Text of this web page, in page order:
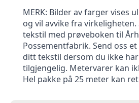
MERK: Bilder av farger vises
og vil avvike fra
tekstil med prøveboken til
Possementfabrik. Send oss
ditt tekstil dersom du ikke
tilgjengelig. Metervarer kan
Hel pakke på 25 meter kan